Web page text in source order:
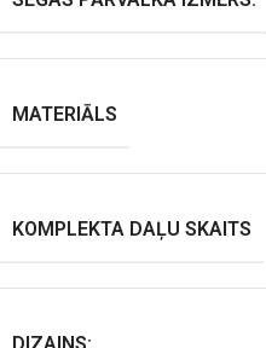
MATERIĀLS
KOMPLEKTA DAĻU SKAITS